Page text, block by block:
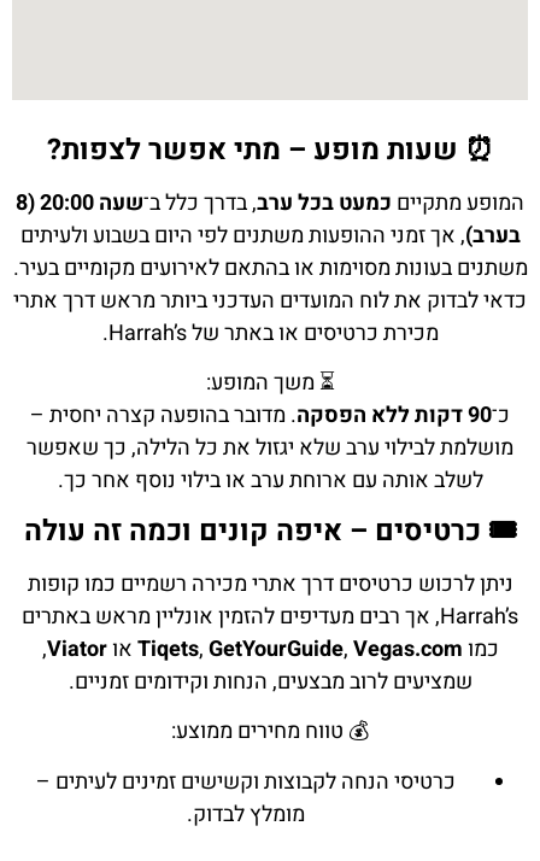
⏰ שעות מופע – מתי אפשר לצפות?
המופע מתקיים כמעט בכל ערב, בדרך כלל ב־
שעה 20:00 (8
בערב), אך זמני ההופעות משתנים לפי היום בשבוע ולעיתים
משתנים בעונות מסוימות או בהתאם לאירועים מקומיים בעיר.
כדאי לבדוק את לוח המועדים העדכני ביותר מראש דרך אתרי
מכירת כרטיסים או באתר של Harrah’s.
⏳ משך המופע:
כ־90 דקות ללא הפסקה
. מדובר בהופעה קצרה יחסית –
מושלמת לבילוי ערב שלא יגזול את כל הלילה, כך שאפשר
לשלב אותה עם ארוחת ערב או בילוי נוסף אחר כך.
🎟️ כרטיסים – איפה קונים וכמה זה עולה
ניתן לרכוש כרטיסים דרך אתרי מכירה רשמיים כמו קופות
Harrah’s, אך רבים מעדיפים להזמין אונליין מראש באתרים
כמו
Tiqets,GetYourGuide,Vegas.com אוViator
,
שמציעים לרוב מבצעים, הנחות וקידומים זמניים.
💰 טווח מחירים ממוצע:
כרטיסי הנחה לקבוצות וקשישים זמינים לעיתים –
מומלץ לבדוק.